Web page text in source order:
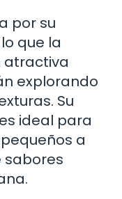
por su
que la
atractiva
explorando
Su
ideal para
a
sabores